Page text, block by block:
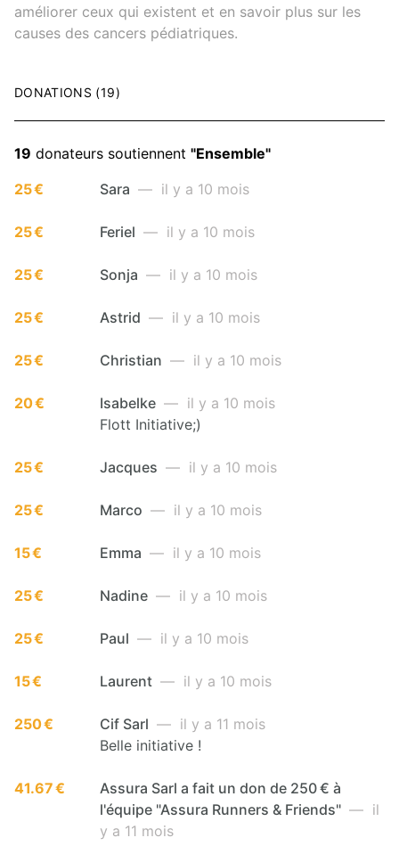
améliorer ceux qui existent et en savoir plus sur les
causes des cancers pédiatriques.
DONATIONS (19)
19 donateurs soutiennent "Ensemble"
25 €
Sara — il y a 10 mois
25 € Feriel — il y a 10 mois
25 € Sonja — il y a 10 mois
25 € Astrid — il y a 10 mois
25 € Christian — il y a 10 mois
20 € Isabelke — il y a 10 mois
Flott Initiative;)
25 € Jacques — il y a 10 mois
25 € Marco — il y a 10 mois
15 € Emma — il y a 10 mois
25 € Nadine — il y a 10 mois
25 € Paul — il y a 10 mois
15 € Laurent — il y a 10 mois
250 € Cif Sarl — il y a 11 mois
Belle initiative !
41.67 €
Assura Sarl a fait un don de 250 € à
l'équipe "Assura Runners & Friends" — il
y a 11 mois